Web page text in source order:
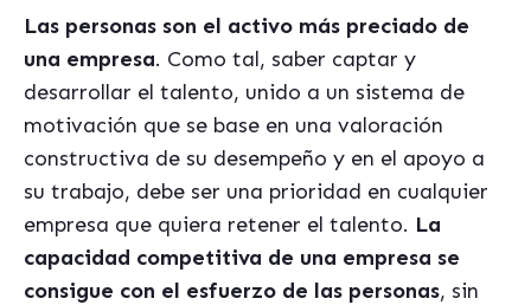
Las personas son el activo más preciado de
una empresa. Como tal, saber captar y
desarrollar el talento, unido a un sistema de
motivación que se base en una valoración
constructiva de su desempeño y en el apoyo a
su trabajo, debe ser una prioridad en cualquier
empresa que quiera retener el talento. La
capacidad competitiva de una empresa se
consigue con el esfuerzo de las personas, sin